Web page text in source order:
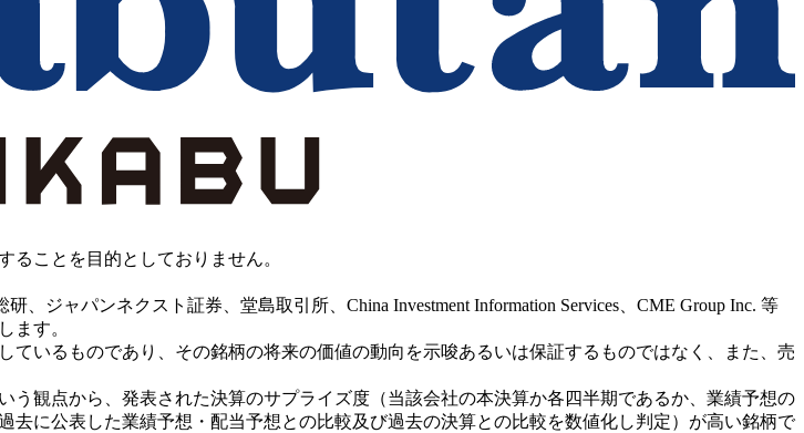
ことを目的としておりません。
ジャパンネクスト証券、堂島取引所、China Investment Information Services、CME Group Inc. 等
ます。
いるものであり、その銘柄の将来の価値の動向を示唆あるいは保証するものではなく、また、売
観点から、発表された決算のサプライズ度（当該会社の本決算か各四半期であるか、業績予想の
に公表した業績予想・配当予想との比較及び過去の決算との比較を数値化し判定）が高い銘柄で